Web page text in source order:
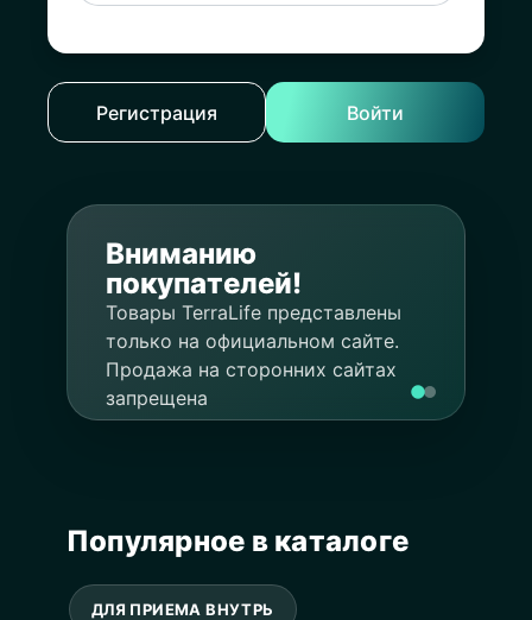
Регистрация Войти
Вниманию
покупателей!
Товары TerraLife представлены
только на официальном сайте.
Продажа на сторонних сайтах
запрещена
Покупка
акций
Система
"Статус"
Подробнее
Популярное в каталоге
ДЛЯ ПРИЕМА ВНУТРЬ